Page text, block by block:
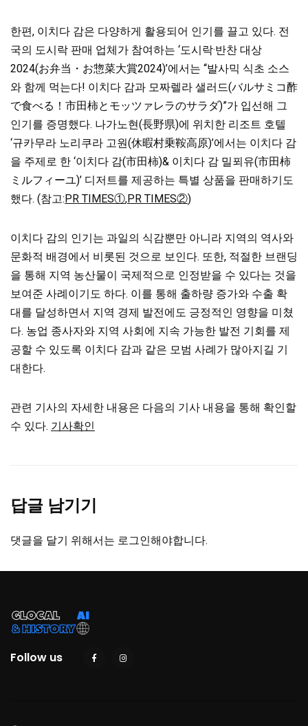
한편, 이치다 감은 다양하게 활용되어 인기를 끌고 있다. 전
국의 도시락 판매 업체가 참여하는 ‘도시락·반찬 대상
2024(お弁当・お惣菜大賞2024)’에서는 “발사믹 식초 소스
와 함께 먹는다! 이치다 감과 모짜렐라 샐러드(バルサミコ酢
で食べる！市田柿とモッツァレラのサラダ)”가 입선해 그
인기를 증명했다. 나가노현(長野県)에 위치한 리조트 호텔
‘규카무라 노리쿠라 고원(休暇村乗鞍高原)’에서는 이치다 감
을 주제로 한 ‘이치다 감(市田柿)& 이치다 감 밀푀유(市田柿
ミルフィーユ)’ 디저트를 제공하는 특별 상품을 판매하기도
했다. (참고:PR TIMES①,PR TIMES②)
이치다 감의 인기는 과일의 식감뿐만 아니라 지역의 역사와
문화적 배경에서 비롯된 것으로 보인다. 또한, 적절한 브랜딩
을 통해 지역 농산물이 국제적으로 인정받을 수 있다는 것을
보여준 사례이기도 하다. 이를 통해 출하량 증가와 수출 확
대를 달성하면서 지역 경제 발전에도 긍정적인 영향을 미쳤
다. 농업 종사자와 지역 사회에 지속 가능한 발전 기회를 제
공할 수 있도록 이치다 감과 같은 모범 사례가 많아지길 기
대한다.
관련 기사의 자세한 내용은 다음의 기사 내용을 통해 확인할
수 있다. 기사확인
답글 남기기
댓글을 달기 위해서는 로그인해야합니다.
Follow us